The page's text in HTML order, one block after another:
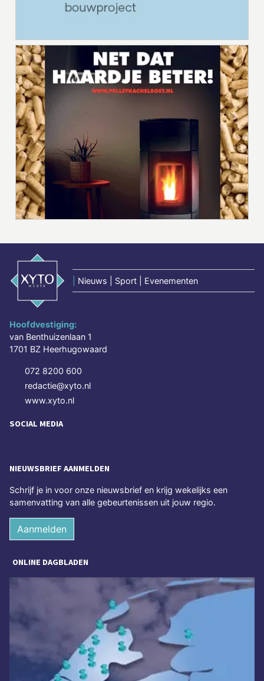
Nieuws | Sport | Evenementen
Hoofdvestiging:
van Benthuizenlaan 1
1701 BZ Heerhugowaard
072 8200 600
redactie@xyto.nl
www.xyto.nl
SOCIAL MEDIA
NIEUWSBRIEF AANMELDEN
Schrijf je in voor onze nieuwsbrief en krijg wekelijks een
samenvatting van alle gebeurtenissen uit jouw regio.
Aanmelden
ONLINE DAGBLADEN